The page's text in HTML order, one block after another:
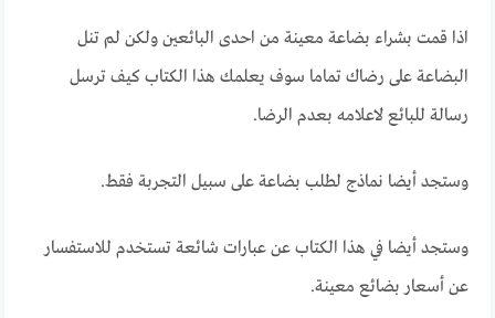
اذا قمت بشراء بضاعة معينة من احدى البائعين ولكن لم تنل
البضاعة على رضاك تماما سوف يعلمك هذا الكتاب كيف ترسل
رسالة للبائع لاعلامه بعدم الرضا.
وستجد أيضا نماذج لطلب بضاعة على سبيل التجربة فقط.
وستجد أيضا في هذا الكتاب عن عبارات شائعة تستخدم للاستفسار
عن أسعار بضائع معينة.